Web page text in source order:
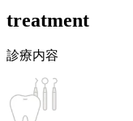
treatment
診療内容